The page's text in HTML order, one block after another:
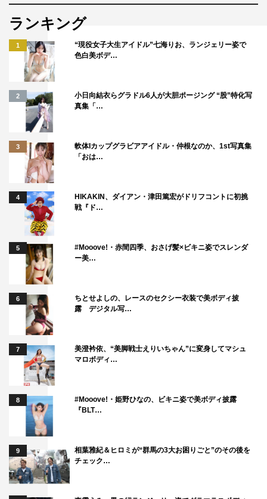
ランキング
1
“現役女子大生アイドル”七海りお、ランジェリー姿で
色白美ボデ…
2
小日向結衣らグラドル6人が大胆ポージング “股”特化写
真集「…
3
軟体Iカップグラビアアイドル・仲根なのか、1st写真集
「おは…
4
HIKAKIN、ダイアン・津田篤宏がドリフコントに初挑
戦『ド…
5
#Mooove!・赤間四季、おさげ髪×ビキニ姿でスレンダ
ー美…
6
ちとせよしの、レースのセクシー衣装で美ボディ披
露 デジタル写…
7
美澄衿依、“美脚戦士えりいちゃん”に変身してマシュ
マロボディ…
8
#Mooove!・姫野ひなの、ビキニ姿で美ボディ披露
『BLT…
9
相葉雅紀＆ヒロミが“群馬の3大お困りごと”のその後を
チェック…